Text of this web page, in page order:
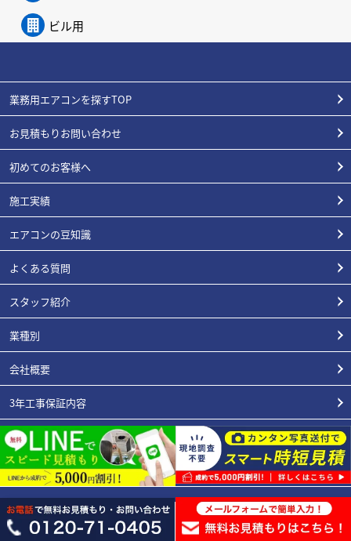
ビル用
業務用エアコンを探すTOP
お見積もりお問い合わせ
初めてのお客様へ
施工実績
エアコンの豆知識
よくある質問
スタッフ紹介
業種別
会社概要
3年工事保証内容
エアコン総本店が選ばれる理由
お支払い/リースについて
プライバシーポリシー
特定商取引表記